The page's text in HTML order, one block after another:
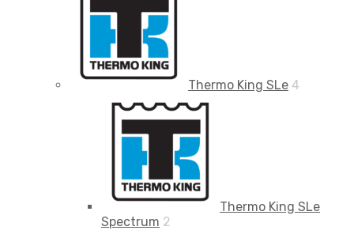
Thermo King SLe 4
Thermo King SLe
Spectrum 2